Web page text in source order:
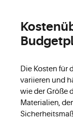
Die Kosten für
variieren und
wie der Größe
Materialien,